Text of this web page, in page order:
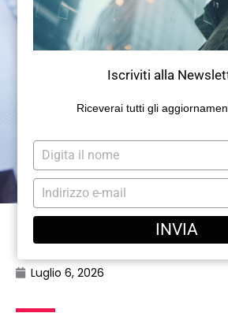
Luglio 6, 2026
Iscriviti alla
Riceverai tutti gli
Digita
il
nome
Digita
l'email
INVIA